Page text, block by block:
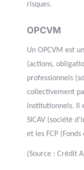
risques.
OPCVM
Un OPCVM est
(actions,
professionnels
collectivement
institutionnels. Il
SICAV (société
et les FCP
(Source : Crédit